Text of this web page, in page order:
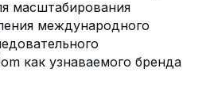
масштабирования
международного
как узнаваемого бренда
PCI DSS
платежной